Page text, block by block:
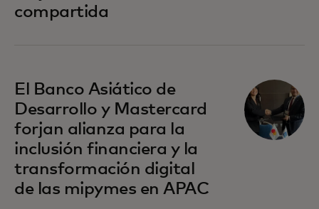
compartida
El Banco Asiático de
Desarrollo y Mastercard
forjan alianza para la
inclusión financiera y la
transformación digital
de las mipymes en APAC
se abre en una pestaña nueva